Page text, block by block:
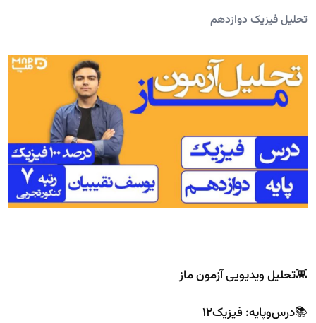
تحلیل فیزیک دوازدهم
👾تحلیل ویدیویی آزمون ماز
📚درس‌و‌پایه: فیزیک۱۲